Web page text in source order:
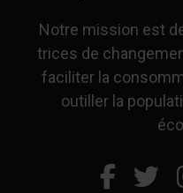
Notre mission est
trices de
faciliter la
outiller la
Ce